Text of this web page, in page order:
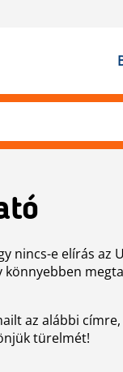
nincs-e elírás az
könnyebben
az alábbi címre,
türelmét!